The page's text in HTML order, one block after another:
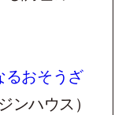
るおそうざ
ンハウス）